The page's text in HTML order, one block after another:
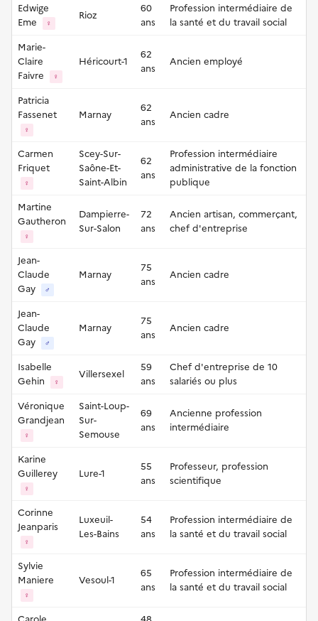
Edwige
Eme
♀
Rioz
60
ans
Profession intermédiaire de
la santé et du travail social
Marie-
Claire
Faivre
♀
Héricourt-1
62
ans
Ancien employé
Patricia
Fassenet
♀
Marnay
62
ans
Ancien cadre
Carmen
Friquet
♀
Scey-Sur-
Saône-Et-
Saint-Albin
62
ans
Profession intermédiaire
administrative de la fonction
publique
Martine
Gautheron
♀
Dampierre-
Sur-Salon
72
ans
Ancien artisan, commerçant,
chef d'entreprise
Jean-
Claude
Gay
♂
Marnay
75
ans
Ancien cadre
Jean-
Claude
Gay
♂
Marnay
75
ans
Ancien cadre
Isabelle
Gehin
♀
Villersexel
59
ans
Chef d'entreprise de 10
salariés ou plus
Véronique
Grandjean
♀
Saint-Loup-
Sur-
Semouse
69
ans
Ancienne profession
intermédiaire
Karine
Guillerey
♀
Lure-1
55
ans
Professeur, profession
scientifique
Corinne
Jeanparis
♀
Luxeuil-
Les-Bains
54
ans
Profession intermédiaire de
la santé et du travail social
Sylvie
Maniere
♀
Vesoul-1
65
ans
Profession intermédiaire de
la santé et du travail social